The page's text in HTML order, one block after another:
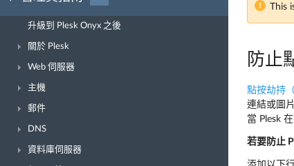
升級到 Plesk Onyx 之後
關於 Plesk
Web 伺服器
主機
郵件
DNS
資料庫伺服器
This
防止
點按劫持
連結或圖
當 Plesk
若要防止